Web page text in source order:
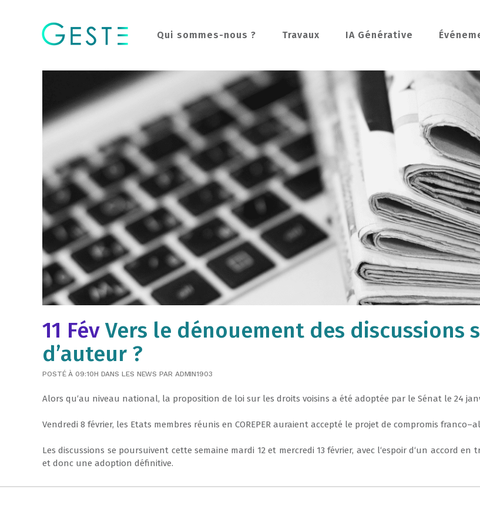
Qui sommes-nous ? Travaux IA Générative
11 Fév Vers le dénouement des
d’auteur ?
POSTÉ À 09:10H DANSLES NEWS PAR ADMIN1903
Alors qu‘au niveau national, la proposition de loi sur les droits voisins a été adoptée par le Sénat le 24
Vendredi 8 février, les Etats membres réunis en COREPER auraient accepté le projet de compromis franco–
Lesdiscussions se poursuivent cette semaine mardi 12et mercredi 13février, avec l‘espoird‘un accorden
et donc une adoption définitive.